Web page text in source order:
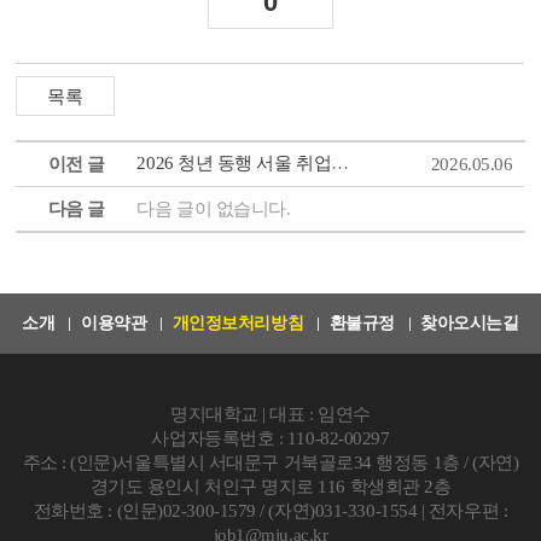
이전 글 2026 청년 동행 서울 취업 RUN 안내 2026.05.06
다음 글 다음 글이 없습니다.
소개 이용약관 개인정보처리방침 환불규정 찾아오시는길
명지대학교 | 대표 : 임연수
사업자등록번호 : 110-82-00297
주소 : (인문)서울특별시 서대문구 거북골로34 행정동 1층 / (자연)
경기도 용인시 처인구 명지로 116 학생회관 2층
전화번호 : (인문)02-300-1579 / (자연)031-330-1554 | 전자우편 :
job1@mju.ac.kr